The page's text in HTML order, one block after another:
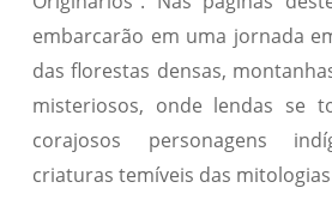
embarcarão em uma jornada
das florestas densas,
misteriosos, onde lendas se
corajosos personagens
criaturas temíveis das